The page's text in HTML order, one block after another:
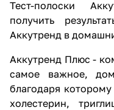
Тест-полоски
получить
Аккутренд в
Аккутренд Плюс -
самое важное,
благодаря
холестерин,